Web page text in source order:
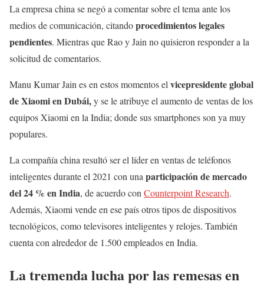
La empresa china se negó a comentar sobre el tema ante los
medios de comunicación, citandoprocedimientos legales
pendientes. Mientras que Rao y Jain no quisieron responder a la
solicitud de comentarios.
Manu Kumar Jain es en estos momentos el vicepresidente global
de Xiaomi en Dubái,y se le atribuye el aumento de ventas de los
equipos Xiaomi en la India; donde sus smartphones son ya muy
populares.
La compañía china resultó ser el líder en ventas de teléfonos
inteligentes durante el 2021 con una participación de mercado
del 24 % en India, de acuerdo con Counterpoint Research.
Además, Xiaomi vende en ese país otros tipos de dispositivos
tecnológicos, como televisores inteligentes y relojes. También
cuenta con alrededor de 1.500 empleados en India.
La tremenda lucha por las remesas en